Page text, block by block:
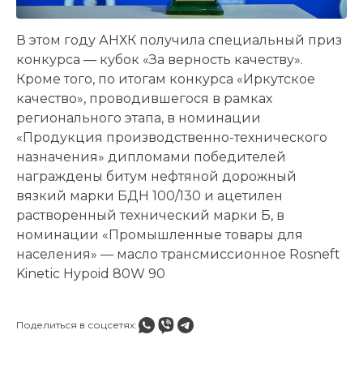
В этом году АНХК получила специальный приз
конкурса — кубок «За верность качеству».
Кроме того, по итогам конкурса «Иркутское
качество», проводившегося в рамках
регионального этапа, в номинации
«Продукция производственно-технического
назначения» дипломами победителей
награждены битум нефтяной дорожный
вязкий марки БДН 100/130 и ацетилен
растворенный технический марки Б, в
номинации «Промышленные товары для
населения» — масло трансмиссионное Rosneft
Kinetic Hypoid 80W 90
Поделиться в соцсетях: